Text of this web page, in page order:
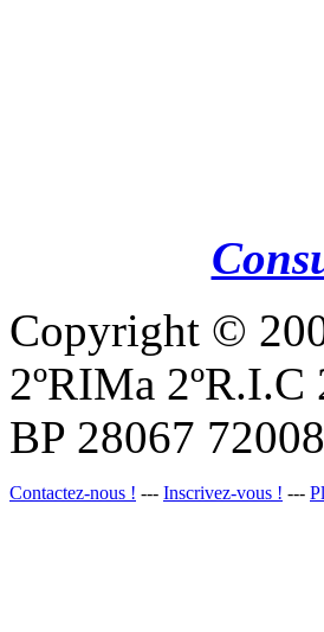
Copyright ©
2ºRIMa
BP 28067
Contactez-nous ! --- Inscrivez-vous ! ---